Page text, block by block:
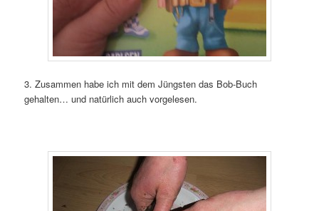
3. Zusammen habe ich mit dem Jüngsten das Bob-Buch
gehalten… und natürlich auch vorgelesen.